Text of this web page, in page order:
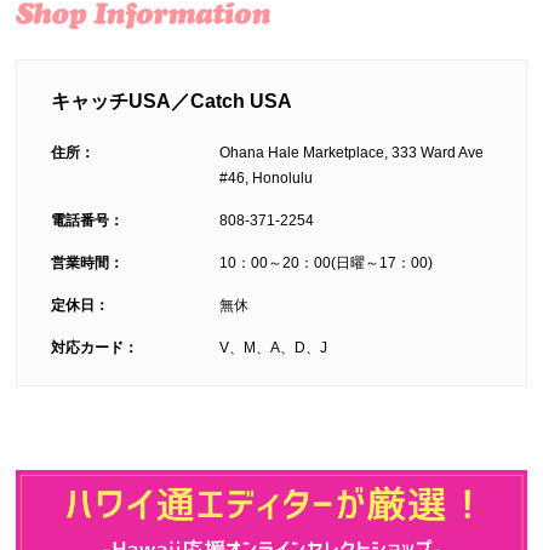
キャッチUSA／Catch USA
住所：
Ohana Hale Marketplace, 333 Ward Ave
#46, Honolulu
電話番号： 808-371-2254
営業時間： 10：00～20：00(日曜～17：00)
定休日： 無休
対応カード： V、M、A、D、J